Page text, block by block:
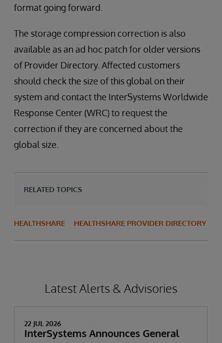
format going forward.
The storage compression correction is also
available as an ad hoc patch for older versions
of Provider Directory. Affected customers
should check the size of this global on their
system and contact the InterSystems Worldwide
Response Center (WRC) to request the
correction if they are concerned about the
global size.
RELATED TOPICS
HEALTHSHARE HEALTHSHARE PROVIDER DIRECTORY
Latest Alerts & Advisories
22 JUL 2026
InterSystems Announces General